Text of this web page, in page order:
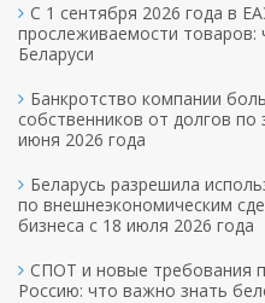
С 1 сентября 2026 года в
прослеживаемости товаров:
Беларуси
Банкротство компании
собственников от долгов по
июня 2026 года
Беларусь разрешила
по внешнеэкономическим
бизнеса с 18 июля 2026 года
СПОТ и новые требования
Россию: что важно знать